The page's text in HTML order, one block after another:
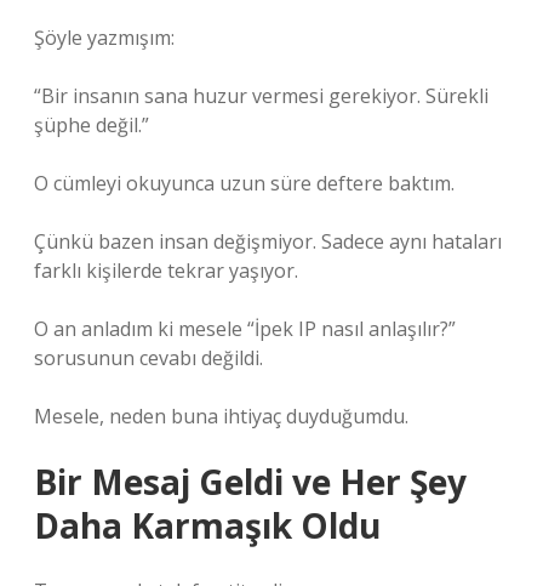
Şöyle yazmışım:
“Bir insanın sana huzur vermesi gerekiyor. Sürekli
şüphe değil.”
O cümleyi okuyunca uzun süre deftere baktım.
Çünkü bazen insan değişmiyor. Sadece aynı hataları
farklı kişilerde tekrar yaşıyor.
O an anladım ki mesele “İpek IP nasıl anlaşılır?”
sorusunun cevabı değildi.
Mesele, neden buna ihtiyaç duyduğumdu.
Bir Mesaj Geldi ve Her Şey
Daha Karmaşık Oldu